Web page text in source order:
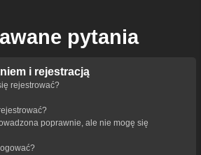
pytania
i rejestracją
rejestrować?
poprawnie, ale nie mogę się